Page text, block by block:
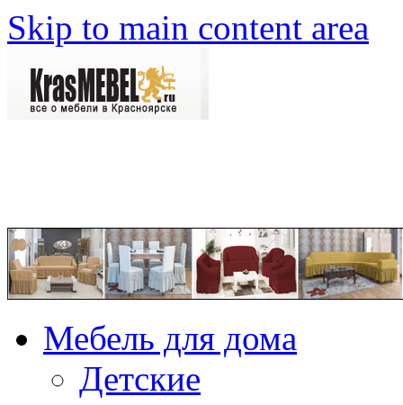
Skip to main content area
Мебель для дома
Детские